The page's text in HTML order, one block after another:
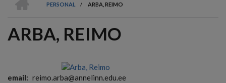
LEIVAPURU
PERSONAL
/ ARBA, REIMO
ARBA, REIMO
email reimo.arba@annelinn.edu.ee